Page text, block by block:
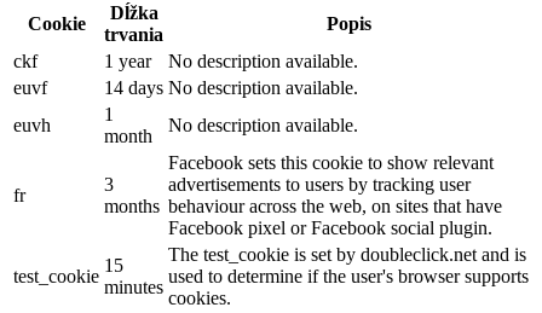
Cookie
Dĺžka
trvania
Popis
ckf
1 year
No description available.
euvf
14 days No description available.
euvh
1
month
No description available.
fr
3
months
Facebook sets this cookie to show relevant
advertisements to users by tracking user
behaviour across the web, on sites that have
Facebook pixel or Facebook social plugin.
test_cookie
15
minutes
The test_cookie is set by doubleclick.net and is
used to determine if the user's browser supports
cookies.